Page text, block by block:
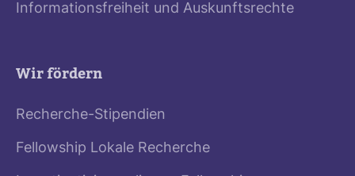
Informationsfreiheit und Auskunftsrechte
Wir fördern
Recherche-Stipendien
Fellowship Lokale Recherche